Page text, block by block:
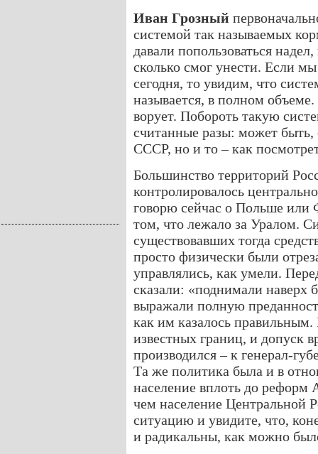
Иван Грозный
системой так называемых
давали попользоваться
сколько смог унести. Если
сегодня, то увидим, что
называется, в полном
ворует. Побороть такую
считанные разы: может
СССР, но и то – как
Большинство территорий
контролировалось
говорю сейчас о Польше или
том, что лежало за Уралом.
существовавших тогда
просто физически были
управлялись, как умели.
сказали: «поднимали наверх
выражали полную
как им казалось
известных границ, и допуск
производился – к генерал-
Та же политика была и в
население вплоть до реформ
чем население
ситуацию и увидите, что,
и радикальны, как можно